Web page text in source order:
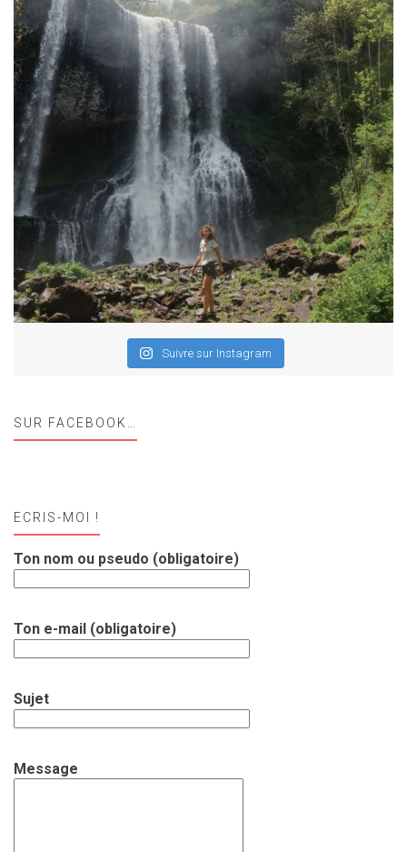
Suivre sur Instagram
SUR FACEBOOK…
ECRIS-MOI !
Ton nom ou pseudo (obligatoire)
Ton e-mail (obligatoire)
Sujet
Message